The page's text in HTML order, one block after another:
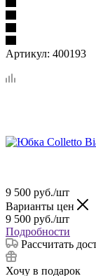
Артикул: 400193
9 500 руб./шт
Варианты цен
9 500 руб./шт
Подробности
Рассчитать
Хочу в подарок